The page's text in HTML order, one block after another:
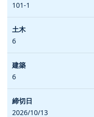
101-1
6
6
2026/10/13